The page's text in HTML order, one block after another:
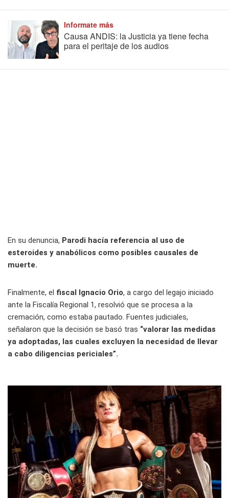
Informate más
Causa ANDIS: la Justicia ya tiene fecha
para el peritaje de los audios
En su denuncia, Parodi hacía referencia al uso de
esteroides y anabólicos como posibles causales de
muerte.
Finalmente, el fiscal Ignacio Orio, a cargo del legajo iniciado
ante la Fiscalía Regional 1, resolvió que se procesa a la
cremación, como estaba pautado. Fuentes judiciales,
señalaron que la decisión se basó tras “valorar las medidas
ya adoptadas, las cuales excluyen la necesidad de llevar
a cabo diligencias periciales”.